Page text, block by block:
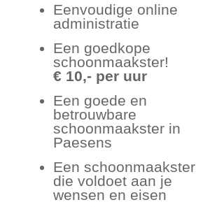
Eenvoudige online
administratie
Een goedkope
schoonmaakster!
€ 10,- per uur
Een goede en
betrouwbare
schoonmaakster in
Paesens
Een schoonmaakster
die voldoet aan je
wensen en eisen